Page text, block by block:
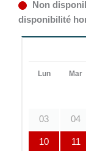
Non
disponibilité
Lun Mar
03 04
10 11